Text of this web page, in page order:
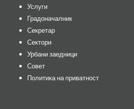
Услуги
Градоначалник
Секретар
Сектори
Урбани заедници
Совет
Политика на приватност